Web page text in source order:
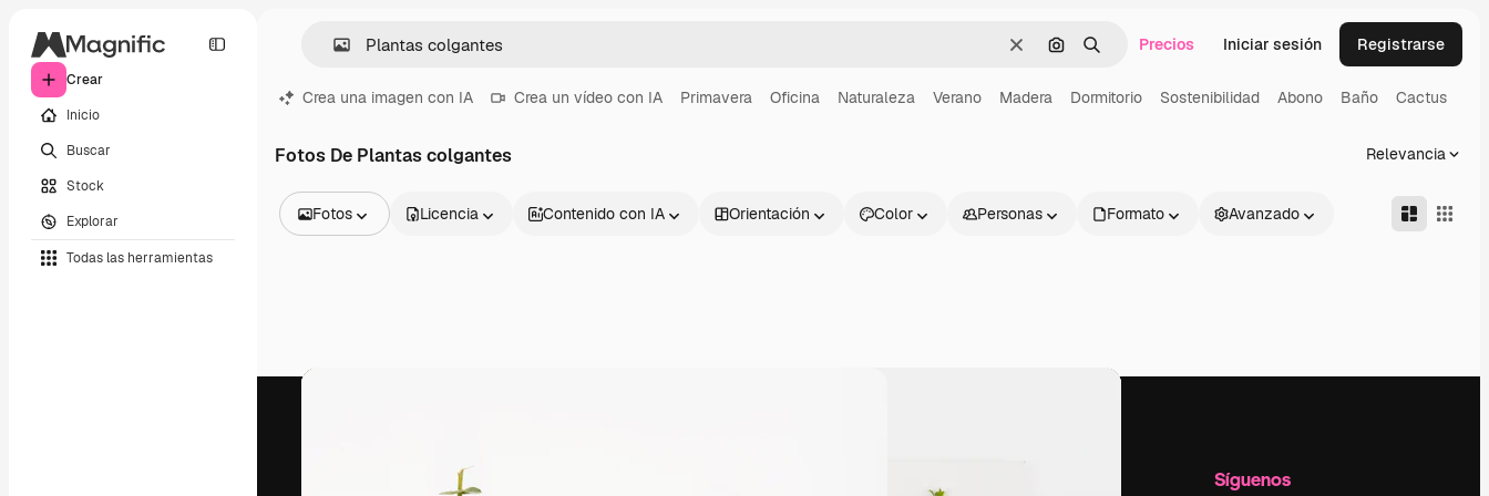
Crear
Inicio
Buscar
Stock
Explorar
Todas las herramientas
BorrarBuscar por imagen
BuscarPrecios Iniciar sesión Registrarse
Crea una imagen con IA Crea un vídeo con IA Primavera Oficina Naturaleza Verano Madera Dormitorio Sostenibilidad Abono Baño Cactus
Fotos De Plantas colgantes Relevancia
Fotos
Vídeos
Licencia Contenido con IA Orientación Color Personas Formato Avanzado
Síguenos